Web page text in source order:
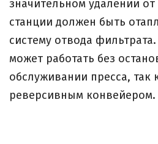
значительном удалении
станции должен быть
систему отвода
может работать без
обслуживании пресса, так
реверсивным конвейером.